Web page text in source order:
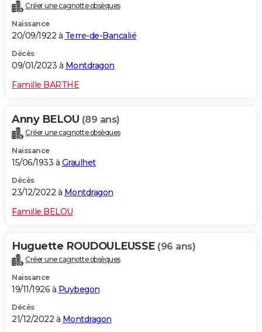
Créer une cagnotte obsèques
Naissance
20/09/1922 à Terre-de-Bancalié
Décès
09/01/2023 à Montdragon
Famille BARTHE
Anny BELOU (89 ans)
Créer une cagnotte obsèques
Naissance
15/06/1933 à Graulhet
Décès
23/12/2022 à Montdragon
Famille BELOU
Huguette ROUDOULEUSSE (96 ans)
Créer une cagnotte obsèques
Naissance
19/11/1926 à Puybegon
Décès
21/12/2022 à Montdragon